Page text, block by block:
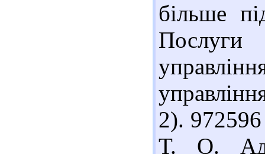
більше
2).
Т. О.